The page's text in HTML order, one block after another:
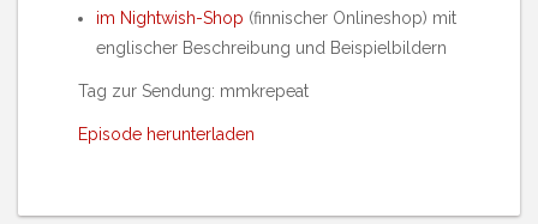
im Nightwish-Shop (finnischer Onlineshop) mit
englischer Beschreibung und Beispielbildern
Tag zur Sendung: mmkrepeat
Episode herunterladen